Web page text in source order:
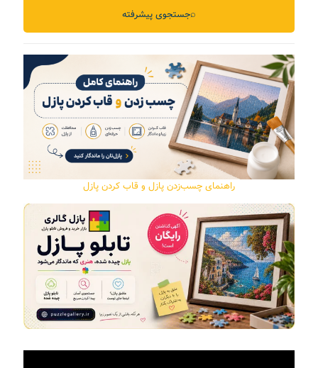
جستجوی پیشرفته⌕
راهنمای چسب‌زدن پازل و قاب کردن پازل